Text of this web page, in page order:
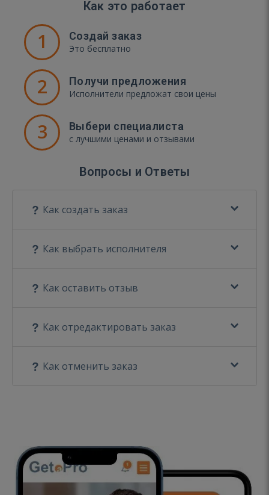
Как это работает
1 Создай заказ
Это бесплатно
2 Получи предложения
Исполнители предложат свои цены
3 Выбери специалиста
с лучшими ценами и отзывами
Вопросы и Ответы
Как создать заказ
Как выбрать исполнителя
Как оставить отзыв
Как отредактировать заказ
Как отменить заказ